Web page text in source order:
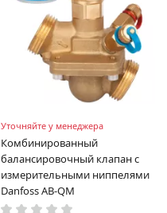
Уточняйте у менеджера
Комбинированный
балансировочный клапан с
измерительными ниппелями
Danfoss AB-QM